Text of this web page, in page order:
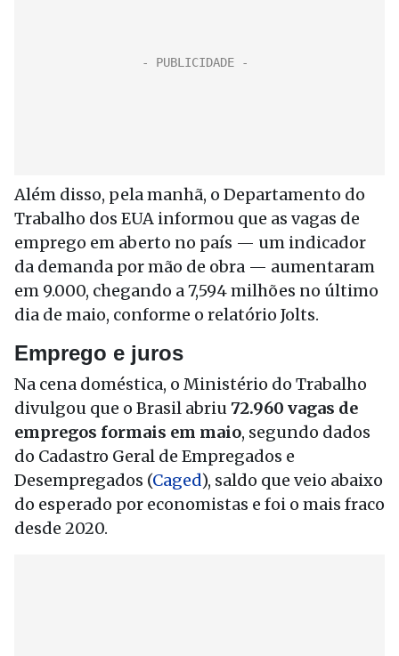
Além disso, pela manhã, o Departamento do
Trabalho dos EUA informou que as vagas de
emprego em aberto no país — um indicador
da demanda por mão de obra — aumentaram
em 9.000, chegando a 7,594 milhões no último
dia de maio, conforme o relatório Jolts.
Emprego e juros
Na cena doméstica, o Ministério do Trabalho
divulgou que o Brasil abriu72.960 vagas de
empregos formais em maio, segundo dados
do Cadastro Geral de Empregados e
Desempregados (Caged), saldo que veio abaixo
do esperado por economistas e foi o mais fraco
desde 2020.